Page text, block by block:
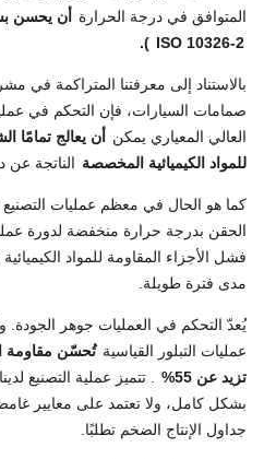
المتوافق في درجة الحرارة أن يحسن
ISO 10326-2
).
بالاستناد إلى معرفتنا المتراكمة في
صمامات السيارات، فإن التحكم في
العالي المعياري يمكن أن يعالج تمامًا
للمواد الكيميائية المخصصة الناتجة عن
كما هو الحال في معظم عمليات التصنيع
الحقن بدرجة حرارة منخفضة لدورة
فشل الأجزاء المقاومة للمواد
مدى فترة طويلة.
يُعدّ التحكم في العمليات جوهر الجودة.
عمليات التبلور القياسية تُحسّن مقاومة
تزيد عن 55%
. تتميز عملية التصنيع
بشكل كامل، ولا تعتمد على معايير
جداول الإنتاج الضخم تطلبًا.